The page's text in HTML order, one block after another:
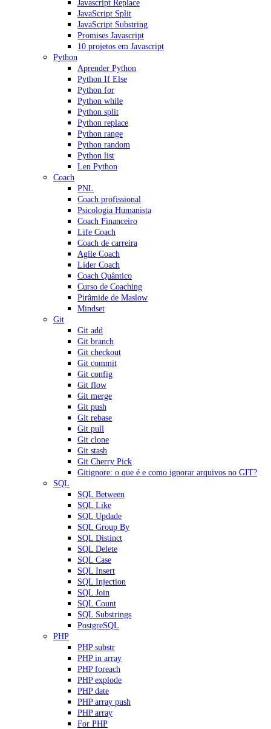
Javascript Replace
JavaScript Split
JavaScript Substring
Promises Javascript
10 projetos em Javascript
Python
Aprender Python
Python If Else
Python for
Python while
Python split
Python replace
Python range
Python random
Python list
Len Python
Coach
PNL
Coach profissional
Psicologia Humanista
Coach Financeiro
Life Coach
Coach de carreira
Agile Coach
Líder Coach
Coach Quântico
Curso de Coaching
Pirâmide de Maslow
Mindset
Git
Git add
Git branch
Git checkout
Git commit
Git config
Git flow
Git merge
Git push
Git rebase
Git pull
Git clone
Git stash
Git Cherry Pick
Gitignore: o que é e como ignorar arquivos no GIT?
SQL
SQL Between
SQL Like
SQL Updade
SQL Group By
SQL Distinct
SQL Delete
SQL Case
SQL Insert
SQL Injection
SQL Join
SQL Count
SQL Substrings
PostgreSQL
PHP
PHP substr
PHP in array
PHP foreach
PHP explode
PHP date
PHP array push
PHP array
For PHP